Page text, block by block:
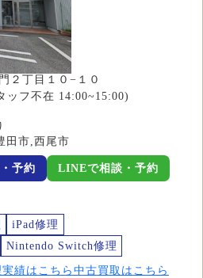
２丁目１０−１０
ッフ不在 14:00~15:00)
田市,西尾市
予約 LINEで相談・予約
iPad修理
Nintendo Switch修理
績はこちら 中古買取はこちら